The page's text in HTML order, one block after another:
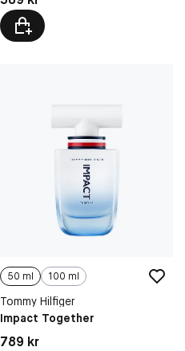
50 ml 100 ml
Tommy Hilfiger
Impact Together
Pris: 789 kr
789 kr